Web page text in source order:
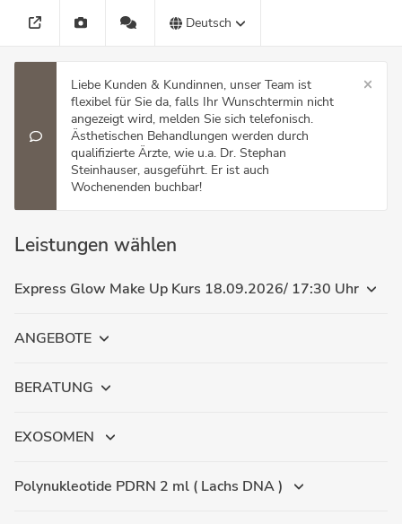
Deutsch
Liebe Kunden & Kundinnen, unser Team ist
flexibel für Sie da, falls Ihr Wunschtermin nicht
angezeigt wird, melden Sie sich telefonisch.
Ästhetischen Behandlungen werden durch
qualifizierte Ärzte, wie u.a. Dr. Stephan
Steinhauser, ausgeführt. Er ist auch
Wochenenden buchbar!
Leistungen wählen
Express Glow Make Up Kurs 18.09.2026/ 17:30 Uhr
ANGEBOTE
BERATUNG
EXOSOMEN
Polynukleotide PDRN 2 ml ( Lachs DNA )